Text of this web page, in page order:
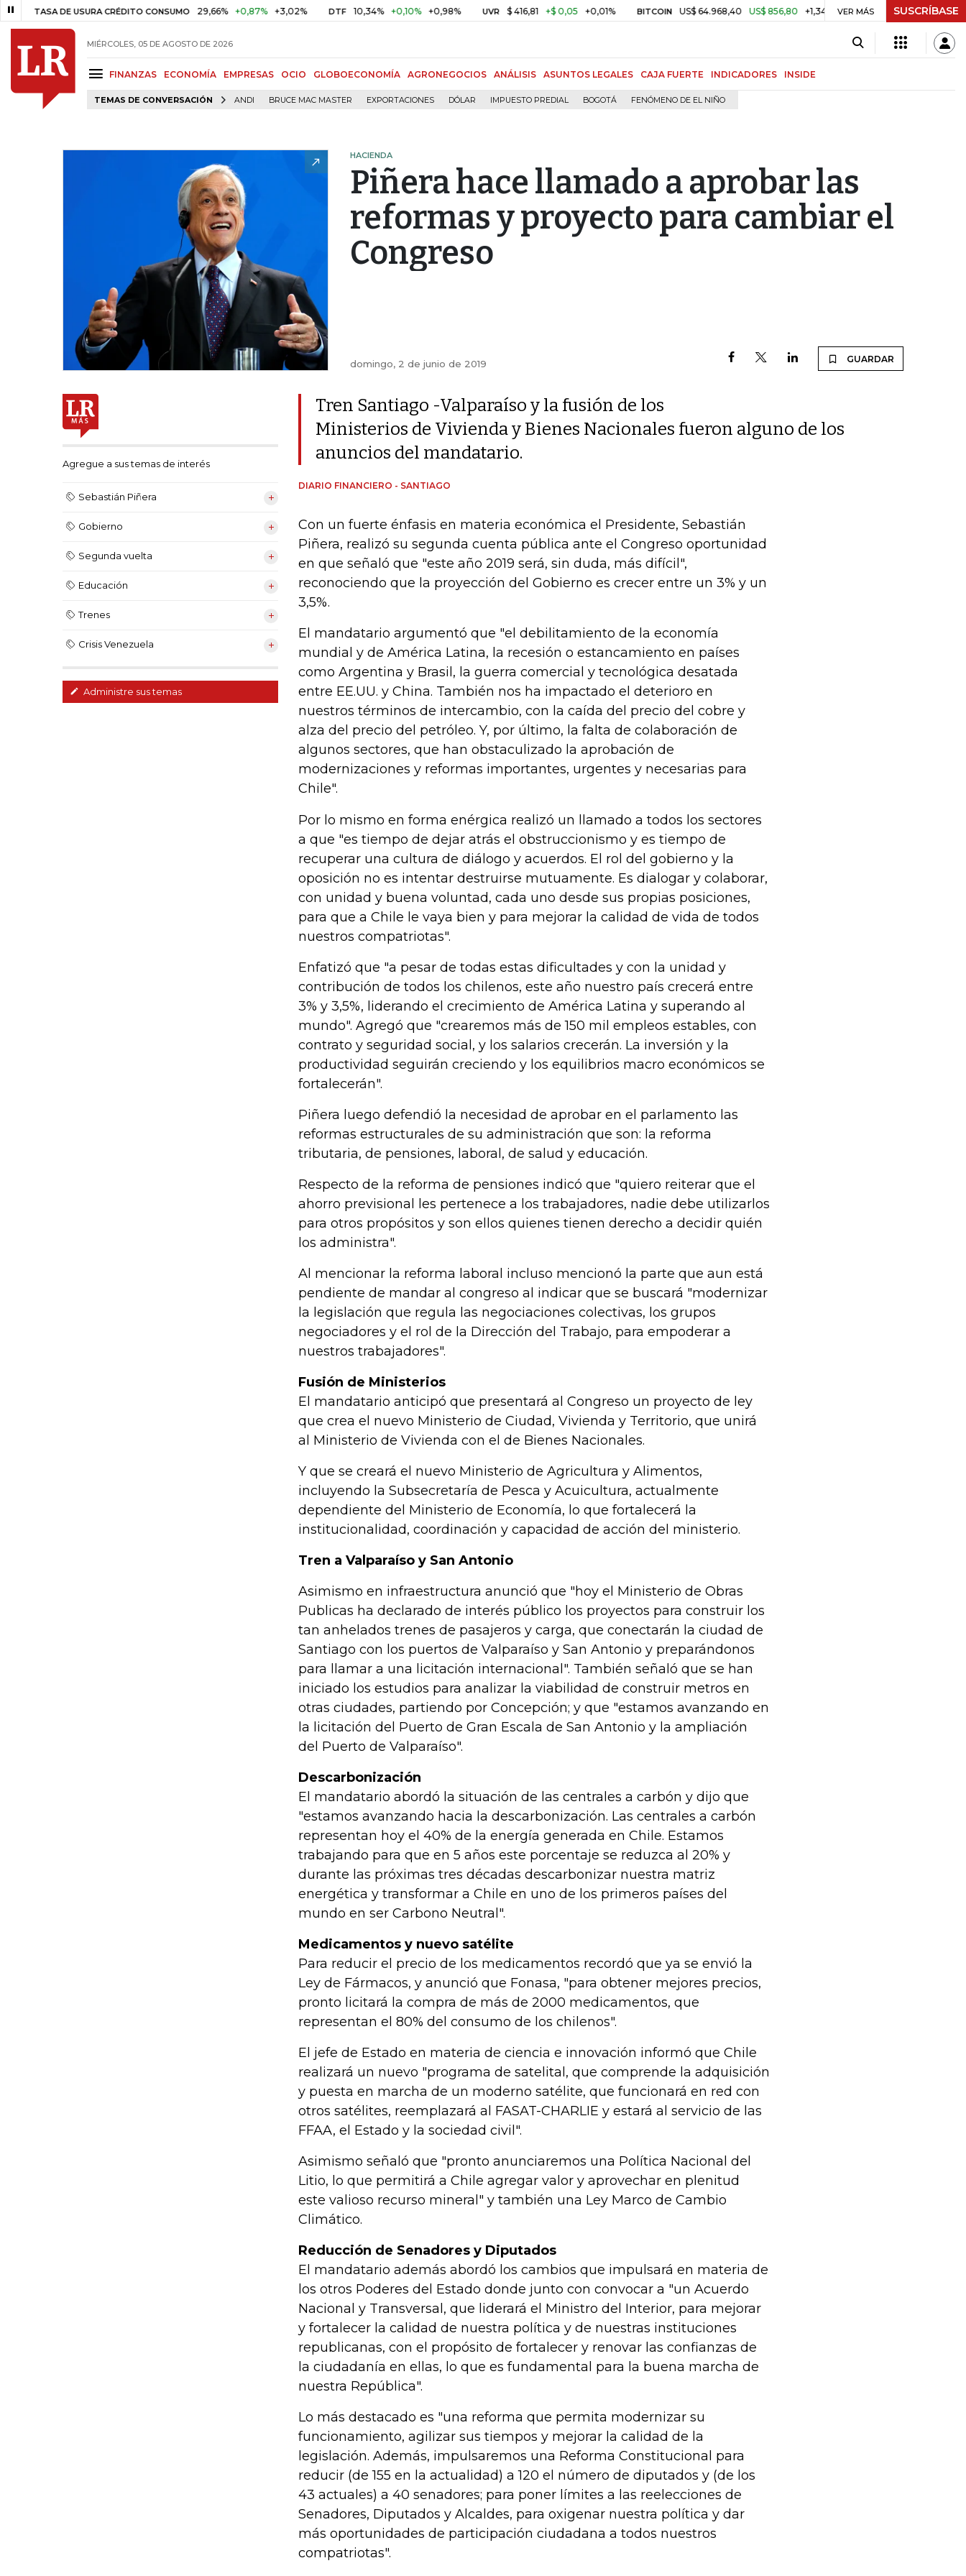
DE USURA CRÉDITO CONSUMO 29,66% +0,87% +3,02% DTF 10,34% +0,10% +0,98% UVR $ 416,81 +$ 0,05 +0,01% BITCOIN US$ 64.968,40 US$ 856,80 +1,34% TRM $ 3.204,51 -$ 25,93 -
VER MÁS SUSCRÍBASE
MIÉRCOLES, 05 DE AGOSTO DE 2026
FINANZAS ECONOMÍA EMPRESAS OCIO GLOBOECONOMÍA AGRONEGOCIOS ANÁLISIS ASUNTOS LEGALES CAJA FUERTE INDICADORES INSIDE
TEMAS DE CONVERSACIÓN ANDI BRUCE MAC MASTER EXPORTACIONES DÓLAR IMPUESTO PREDIAL BOGOTÁ FENÓMENO DE EL NIÑO
HACIENDA
Piñera hace llamado a aprobar las
reformas y proyecto para cambiar el
Congreso
domingo, 2 de junio de 2019 GUARDAR
Agregue a sus temas de interés
Sebastián Piñera
Gobierno
Segunda vuelta
Educación
Trenes
Crisis Venezuela
Administre sus temas
Tren Santiago -Valparaíso y la fusión de los
Ministerios de Vivienda y Bienes Nacionales fueron alguno de los
anuncios del mandatario.
DIARIO FINANCIERO - SANTIAGO
Con un fuerte énfasis en materia económica el Presidente, Sebastián
Piñera, realizó su segunda cuenta pública ante el Congreso oportunidad
en que señaló que "este año 2019 será, sin duda, más difícil",
reconociendo que la proyección del Gobierno es crecer entre un 3% y un
3,5%.
El mandatario argumentó que "el debilitamiento de la economía
mundial y de América Latina, la recesión o estancamiento en países
como Argentina y Brasil, la guerra comercial y tecnológica desatada
entre EE.UU. y China. También nos ha impactado el deterioro en
nuestros términos de intercambio, con la caída del precio del cobre y
alza del precio del petróleo. Y, por último, la falta de colaboración de
algunos sectores, que han obstaculizado la aprobación de
modernizaciones y reformas importantes, urgentes y necesarias para
Chile".
Por lo mismo en forma enérgica realizó un llamado a todos los sectores
a que "es tiempo de dejar atrás el obstruccionismo y es tiempo de
recuperar una cultura de diálogo y acuerdos. El rol del gobierno y la
oposición no es intentar destruirse mutuamente. Es dialogar y colaborar,
con unidad y buena voluntad, cada uno desde sus propias posiciones,
para que a Chile le vaya bien y para mejorar la calidad de vida de todos
nuestros compatriotas".
Enfatizó que "a pesar de todas estas dificultades y con la unidad y
contribución de todos los chilenos, este año nuestro país crecerá entre
3% y 3,5%, liderando el crecimiento de América Latina y superando al
mundo". Agregó que "crearemos más de 150 mil empleos estables, con
contrato y seguridad social, y los salarios crecerán. La inversión y la
productividad seguirán creciendo y los equilibrios macro económicos se
fortalecerán".
Piñera luego defendió la necesidad de aprobar en el parlamento las
reformas estructurales de su administración que son: la reforma
tributaria, de pensiones, laboral, de salud y educación.
Respecto de la reforma de pensiones indicó que "quiero reiterar que el
ahorro previsional les pertenece a los trabajadores, nadie debe utilizarlos
para otros propósitos y son ellos quienes tienen derecho a decidir quién
los administra".
Al mencionar la reforma laboral incluso mencionó la parte que aun está
pendiente de mandar al congreso al indicar que se buscará "modernizar
la legislación que regula las negociaciones colectivas, los grupos
negociadores y el rol de la Dirección del Trabajo, para empoderar a
nuestros trabajadores".
Fusión de Ministerios
El mandatario anticipó que presentará al Congreso un proyecto de ley
que crea el nuevo Ministerio de Ciudad, Vivienda y Territorio, que unirá
al Ministerio de Vivienda con el de Bienes Nacionales.
Y que se creará el nuevo Ministerio de Agricultura y Alimentos,
incluyendo la Subsecretaría de Pesca y Acuicultura, actualmente
dependiente del Ministerio de Economía, lo que fortalecerá la
institucionalidad, coordinación y capacidad de acción del ministerio.
Tren a Valparaíso y San Antonio
Asimismo en infraestructura anunció que "hoy el Ministerio de Obras
Publicas ha declarado de interés público los proyectos para construir los
tan anhelados trenes de pasajeros y carga, que conectarán la ciudad de
Santiago con los puertos de Valparaíso y San Antonio y preparándonos
para llamar a una licitación internacional". También señaló que se han
iniciado los estudios para analizar la viabilidad de construir metros en
otras ciudades, partiendo por Concepción; y que "estamos avanzando en
la licitación del Puerto de Gran Escala de San Antonio y la ampliación
del Puerto de Valparaíso".
Descarbonización
El mandatario abordó la situación de las centrales a carbón y dijo que
"estamos avanzando hacia la descarbonización. Las centrales a carbón
representan hoy el 40% de la energía generada en Chile. Estamos
trabajando para que en 5 años este porcentaje se reduzca al 20% y
durante las próximas tres décadas descarbonizar nuestra matriz
energética y transformar a Chile en uno de los primeros países del
mundo en ser Carbono Neutral".
Medicamentos y nuevo satélite
Para reducir el precio de los medicamentos recordó que ya se envió la
Ley de Fármacos, y anunció que Fonasa, "para obtener mejores precios,
pronto licitará la compra de más de 2000 medicamentos, que
representan el 80% del consumo de los chilenos".
El jefe de Estado en materia de ciencia e innovación informó que Chile
realizará un nuevo "programa de satelital, que comprende la adquisición
y puesta en marcha de un moderno satélite, que funcionará en red con
otros satélites, reemplazará al FASAT-CHARLIE y estará al servicio de las
FFAA, el Estado y la sociedad civil".
Asimismo señaló que "pronto anunciaremos una Política Nacional del
Litio, lo que permitirá a Chile agregar valor y aprovechar en plenitud
este valioso recurso mineral" y también una Ley Marco de Cambio
Climático.
Reducción de Senadores y Diputados
El mandatario además abordó los cambios que impulsará en materia de
los otros Poderes del Estado donde junto con convocar a "un Acuerdo
Nacional y Transversal, que liderará el Ministro del Interior, para mejorar
y fortalecer la calidad de nuestra política y de nuestras instituciones
republicanas, con el propósito de fortalecer y renovar las confianzas de
la ciudadanía en ellas, lo que es fundamental para la buena marcha de
nuestra República".
Lo más destacado es "una reforma que permita modernizar su
funcionamiento, agilizar sus tiempos y mejorar la calidad de la
legislación. Además, impulsaremos una Reforma Constitucional para
reducir (de 155 en la actualidad) a 120 el número de diputados y (de los
43 actuales) a 40 senadores; para poner límites a las reelecciones de
Senadores, Diputados y Alcaldes, para oxigenar nuestra política y dar
más oportunidades de participación ciudadana a todos nuestros
compatriotas".